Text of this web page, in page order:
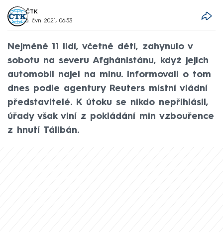
ČTK
6. čvn 2021, 06:53
Nejméně 11 lidí, včetně dětí, zahynulo v
sobotu na severu Afghánistánu, když jejich
automobil najel na minu. Informovali o tom
dnes podle agentury Reuters místní vládní
představitelé. K útoku se nikdo nepřihlásil,
úřady však viní z pokládání min vzbouřence
z hnutí Tálibán.